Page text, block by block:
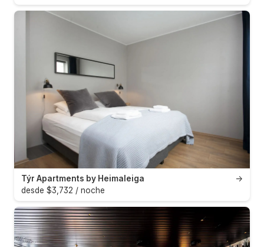
→
Týr Apartments by Heimaleiga
desde $3,732 / noche